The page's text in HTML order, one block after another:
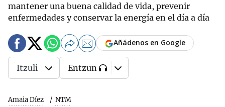
mantener una buena calidad de vida, prevenir
enfermedades y conservar la energía en el día a día
Amaia Díez NTM
Añádenos en Google
Itzuli Entzun